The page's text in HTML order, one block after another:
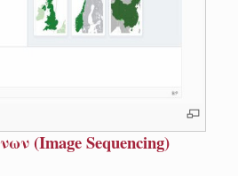
(Image Sequencing)